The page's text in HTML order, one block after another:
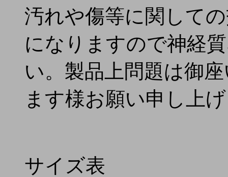
汚れや傷等に関して
になりますので神経
い。製品上問題は御
ます様お願い申し上
サイズ表